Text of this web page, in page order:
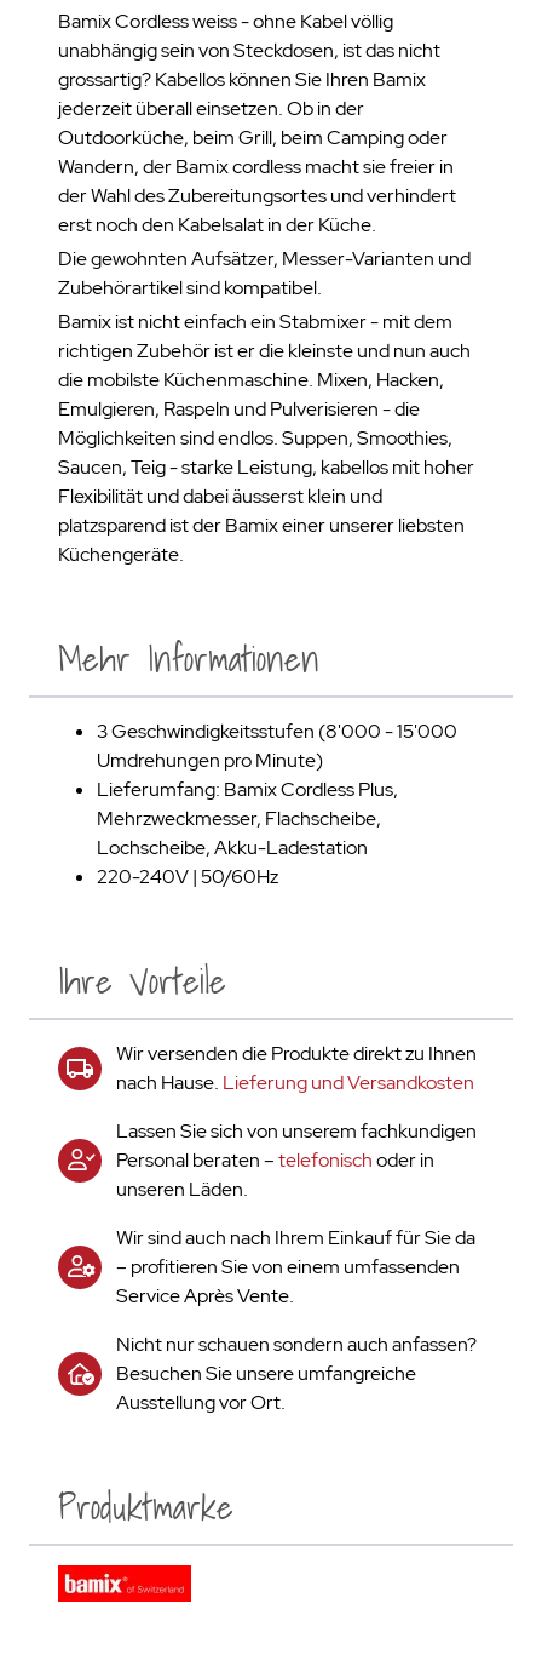
Bamix Cordless weiss - ohne Kabel völlig
unabhängig sein von Steckdosen, ist das nicht
grossartig? Kabellos können Sie Ihren Bamix
jederzeit überall einsetzen. Ob in der
Outdoorküche, beim Grill, beim Camping oder
Wandern, der Bamix cordless macht sie freier in
der Wahl des Zubereitungsortes und verhindert
erst noch den Kabelsalat in der Küche.
Die gewohnten Aufsätzer, Messer-Varianten und
Zubehörartikel sind kompatibel.
Bamix ist nicht einfach ein Stabmixer - mit dem
richtigen Zubehör ist er die kleinste und nun auch
die mobilste Küchenmaschine. Mixen, Hacken,
Emulgieren, Raspeln und Pulverisieren - die
Möglichkeiten sind endlos. Suppen, Smoothies,
Saucen, Teig - starke Leistung, kabellos mit hoher
Flexibilität und dabei äusserst klein und
platzsparend ist der Bamix einer unserer liebsten
Küchengeräte.
Ihre Vorteile
Wir versenden die Produkte direkt zu Ihnen
nach Hause. Lieferung und Versandkosten
Lassen Sie sich von unserem fachkundigen
Personal beraten –telefonischoder in
unseren Läden.
Wir sind auch nach Ihrem Einkauf für Sie da
– profitieren Sie von einem umfassenden
Service Après Vente.
Nicht nur schauen sondern auch anfassen?
Besuchen Sie unsere umfangreiche
Ausstellung vor Ort.
Mehr Informationen
3 Geschwindigkeitsstufen (8'000 - 15'000
Umdrehungen pro Minute)
Lieferumfang: Bamix Cordless Plus,
Mehrzweckmesser, Flachscheibe,
Lochscheibe, Akku-Ladestation
220-240V | 50/60Hz
Produktmarke